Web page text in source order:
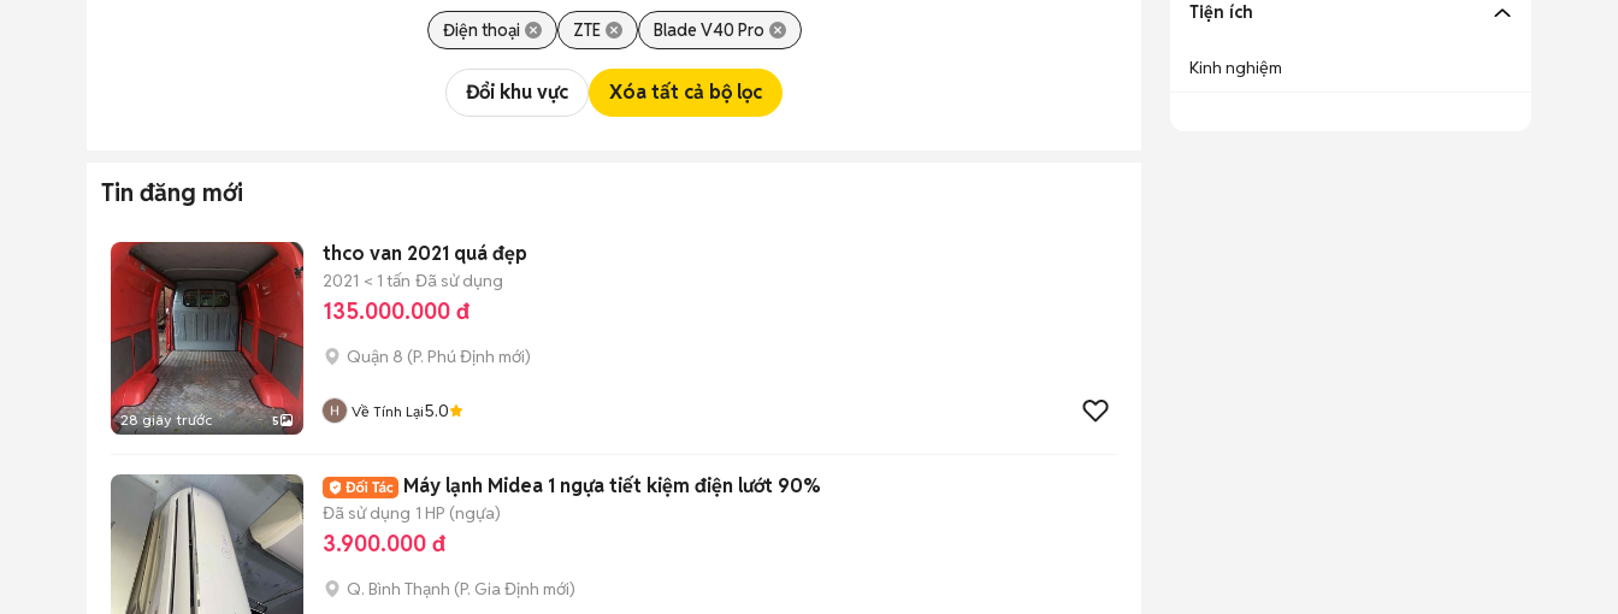
Điện thoại ZTE Blade V40 Pro
Đổi khu vực Xóa tất cả bộ lọc
Tin đăng mới
28 giây trước 5
thco van 2021 quá đẹp
2021 < 1 tấn Đã sử dụng
135.000.000 đ
Quận 8 (P. Phú Định mới)
Về Tính Lại5.0
Máy lạnh Midea 1 ngựa tiết kiệm điện lướt 90%
Đã sử dụng 1 HP (ngựa)
3.900.000 đ
Q. Bình Thạnh (P. Gia Định mới)
Tiện ích
Kinh nghiệm